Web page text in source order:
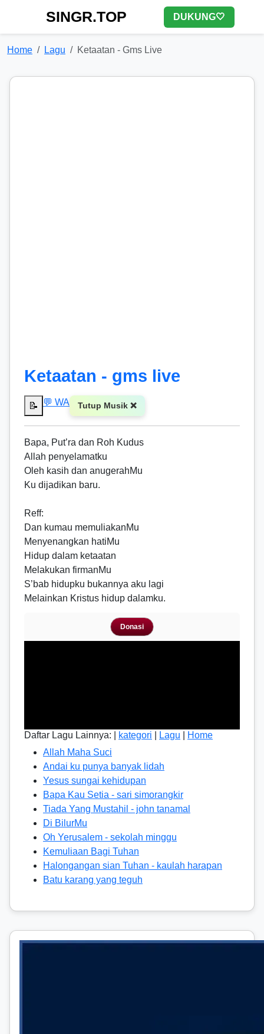
SINGR.TOP DUKUNG🤍
Home Lagu Ketaatan - Gms Live
Ketaatan - gms live
📝 💬 WA Tutup Musik ❌
Bapa, Put’ra dan Roh Kudus
Allah penyelamatku
Oleh kasih dan anugerahMu
Ku dijadikan baru.
Reff:
Dan kumau memuliakanMu
Menyenangkan hatiMu
Hidup dalam ketaatan
Melakukan firmanMu
S’bab hidupku bukannya aku lagi
Melainkan Kristus hidup dalamku.
Donasi
Daftar Lagu Lainnya: | kategori Lagu
Home
Allah Maha Suci
Andai ku punya banyak lidah
Yesus sungai kehidupan
Bapa Kau Setia - sari simorangkir
Tiada Yang Mustahil - john tanamal
Di BilurMu
Oh Yerusalem - sekolah minggu
Kemuliaan Bagi Tuhan
Halongangan sian Tuhan - kaulah harapan
Batu karang yang teguh